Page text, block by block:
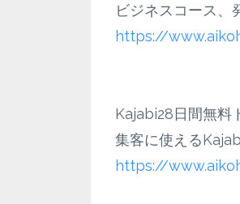
ビジネスコース、
https://
Kajabi28日間無料
集客に使える
https://